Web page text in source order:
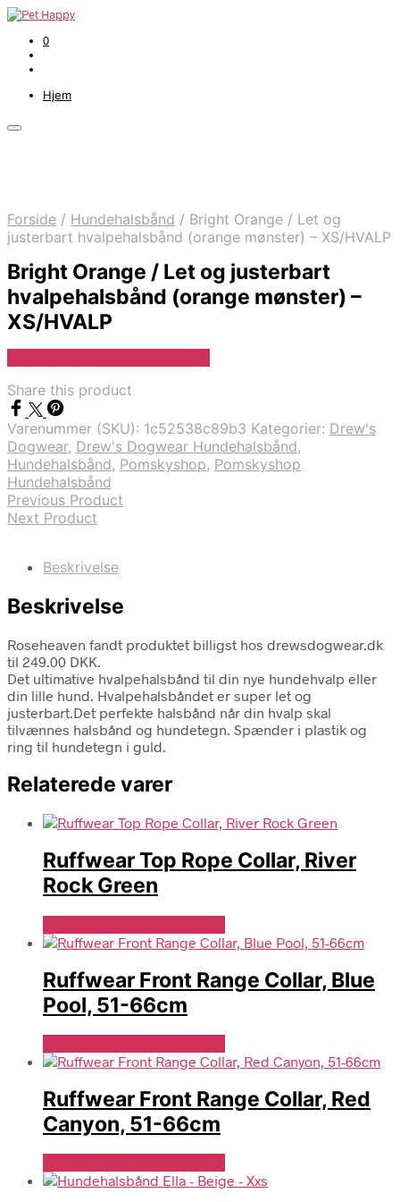
0
Hjem
Forside / Hundehalsbånd / Bright Orange / Let og
justerbart hvalpehalsbånd (orange mønster) – XS/HVALP
Bright Orange / Let og justerbart
hvalpehalsbånd (orange mønster) –
XS/HVALP
Share this product
Varenummer (SKU): 1c52538c89b3 Kategorier: Drew's
Dogwear, Drew's Dogwear Hundehalsbånd,
Hundehalsbånd, Pomskyshop, Pomskyshop
Hundehalsbånd
Previous Product
Next Product
Beskrivelse
Beskrivelse
Roseheaven fandt produktet billigst hos drewsdogwear.dk
til 249.00 DKK.
Det ultimative hvalpehalsbånd til din nye hundehvalp eller
din lille hund. Hvalpehalsbåndet er super let og
justerbart.Det perfekte halsbånd når din hvalp skal
tilvænnes halsbånd og hundetegn. Spænder i plastik og
ring til hundetegn i guld.
Relaterede varer
Ruffwear Top Rope Collar, River
Rock Green
Ruffwear Front Range Collar, Blue
Pool, 51-66cm
Ruffwear Front Range Collar, Red
Canyon, 51-66cm